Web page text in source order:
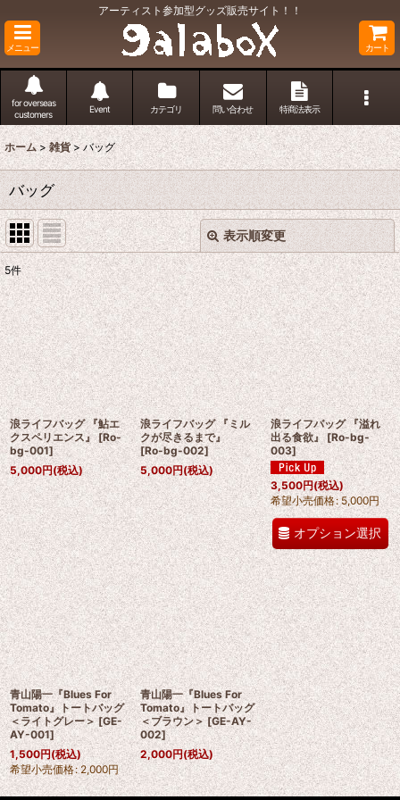
アーティスト参加型グッズ販売サイト！！
メニュー カート
for overseas
customers
Event カテゴリ 問い合わせ 特商法表示
ホーム > 雑貨 > バッグ
バッグ
表示順変更
表示数:
並び順:
絞り込む
閉じる
5件
浪ライフバッグ 『鮎エ
クスペリエンス』 [Ro-
bg-001]
5,000円(税込)
浪ライフバッグ 『ミル
クが尽きるまで』
[Ro-bg-002]
5,000円(税込)
浪ライフバッグ 『溢れ
出る食欲』 [Ro-bg-
003]
3,500円(税込)
希望小売価格: 5,000円
オプション選択
青山陽一『Blues For
Tomato』トートバッグ
＜ライトグレー＞ [GE-
AY-001]
1,500円(税込)
希望小売価格: 2,000円
青山陽一『Blues For
Tomato』トートバッグ
＜ブラウン＞ [GE-AY-
002]
2,000円(税込)